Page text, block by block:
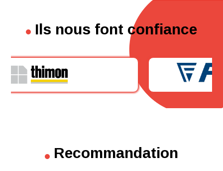
Ils nous font confiance
Recommandation